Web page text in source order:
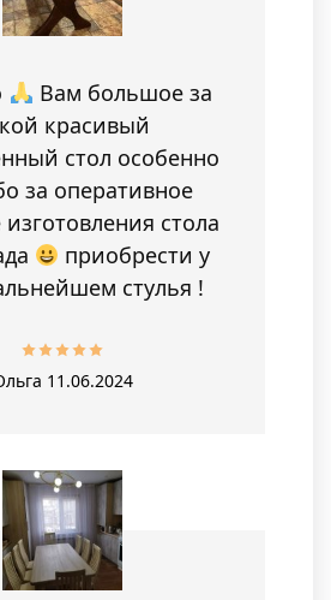
Вам большое за
красивый
стол особенно
за оперативное
стола
приобрести у
стулья !
11.06.2024